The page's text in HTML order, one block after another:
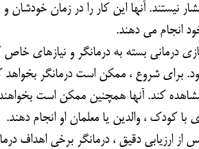
نیستند. آنها این کار را در زمان
انجام می دهند.
درمانی بسته به درمانگر و نیازهای
برای شروع ، ممکن است درمانگر
کند. آنها همچنین ممکن است
با کودک ، والدین یا معلمان او انجام دهند.
از ارزیابی دقیق ، درمانگر برخی اهداف